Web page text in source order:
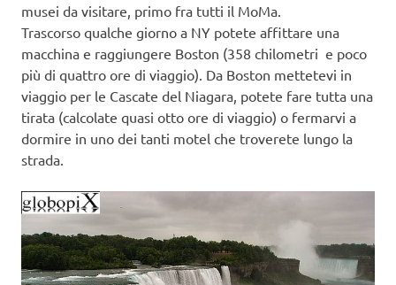
musei da visitare, primo fra tutti il MoMa.
Trascorso qualche giorno a NY potete affittare una
macchina e raggiungere Boston (358 chilometri e poco
più di quattro ore di viaggio). Da Boston mettetevi in
viaggio per le Cascate del Niagara, potete fare tutta una
tirata (calcolate quasi otto ore di viaggio) o fermarvi a
dormire in uno dei tanti motel che troverete lungo la
strada.